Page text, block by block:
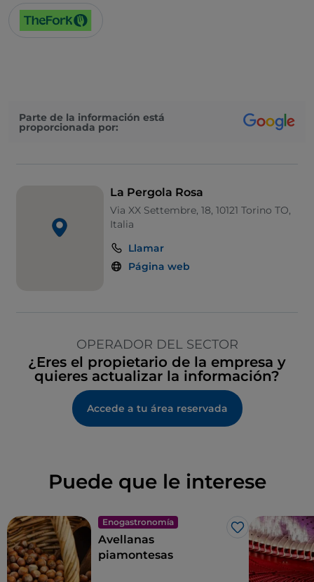
Parte de la información está
proporcionada por:
La Pergola Rosa
Via XX Settembre, 18, 10121 Torino TO,
Italia
Llamar
Página web
OPERADOR DEL SECTOR
¿Eres el propietario de la empresa y
quieres actualizar la información?
Accede a tu área reservada
Puede que le interese
Enogastronomía
Me gusta
Avellanas
piamontesas